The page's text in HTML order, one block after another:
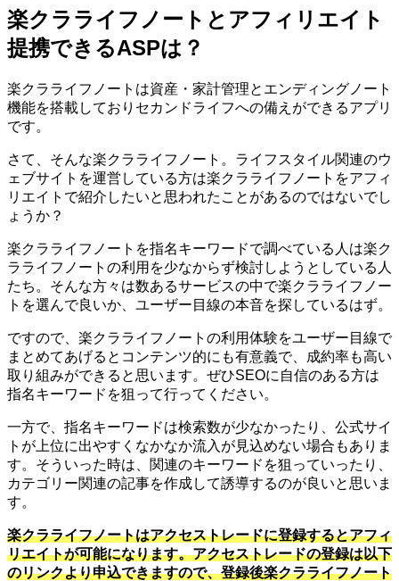
楽クラライフノートとアフィリエイト
提携できるASPは？
楽クラライフノートは資産・家計管理とエンディングノート
機能を搭載しておりセカンドライフへの備えができるアプリ
です。
さて、そんな楽クラライフノート。ライフスタイル関連のウ
ェブサイトを運営している方は楽クラライフノートをアフィ
リエイトで紹介したいと思われたことがあるのではないでし
ょうか？
楽クラライフノートを指名キーワードで調べている人は楽ク
ラライフノートの利用を少なからず検討しようとしている人
たち。そんな方々は数あるサービスの中で楽クラライフノー
トを選んで良いか、ユーザー目線の本音を探しているはず。
ですので、楽クラライフノートの利用体験をユーザー目線で
まとめてあげるとコンテンツ的にも有意義で、成約率も高い
取り組みができると思います。ぜひSEOに自信のある方は
指名キーワードを狙って行ってください。
一方で、指名キーワードは検索数が少なかったり、公式サイ
トが上位に出やすくなかなか流入が見込めない場合もありま
す。そういった時は、関連のキーワードを狙っていったり、
カテゴリー関連の記事を作成して誘導するのが良いと思いま
す。
楽クラライフノートはアクセストレードに登録するとアフィ
リエイトが可能になります。アクセストレードの登録は以下
のリンクより申込できますので、登録後楽クラライフノート